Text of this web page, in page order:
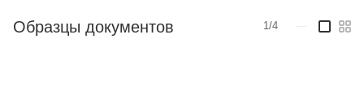
Образцы документов 1/4